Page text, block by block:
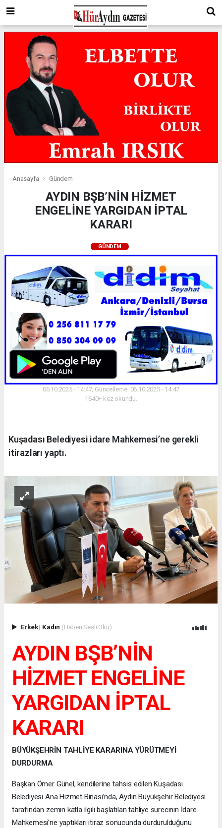
Anasayfa Gündem
AYDIN BŞB’NİN HİZMET
ENGELİNE YARGIDAN İPTAL
KARARI
GÜNDEM
06.10.2025 - 14:47, Güncelleme: 06.10.2025 - 14:47
1640+ kez okundu.
Kuşadası Belediyesi idare Mahkemesi’ne gerekli
itirazları yaptı.
Erkek| Kadın (Haberi Sesli Oku)
AYDIN BŞB’NİN
HİZMET ENGELİNE
YARGIDAN İPTAL
KARARI
BÜYÜKŞEHRİN TAHLİYE KARARINA YÜRÜTMEYİ
DURDURMA
Başkan Ömer Günel, kendilerine tahsis edilen Kuşadası
Belediyesi Ana Hizmet Binası’nda, Aydın Büyükşehir Belediyesi
tarafından zemin katla ilgili başlatılan tahliye sürecinin İdare
Mahkemesi’ne yaptıkları itiraz sonucunda durdurulduğunu